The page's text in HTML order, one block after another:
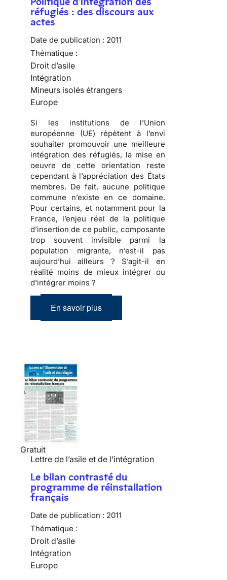
réfugiés : des discours aux
actes
Date de publication : 2011
Thématique :
Droit d’asile
Intégration
Mineurs isolés étrangers
Europe
Si les institutions de l’Union
européenne (UE) répètent à l’envi
souhaiter promouvoir une meilleure
intégration des réfugiés, la mise en
oeuvre de cette orientation reste
cependant à l’appréciation des États
membres. De fait,aucune politique
commune n’existe en ce domaine.
Pour certains, et notamment pour la
France, l’enjeu réel de la politique
d’insertion de ce public, composante
trop souvent invisible parmi la
population migrante, n’est-il pas
aujourd’hui ailleurs ? S’agit-il en
réalité moins de mieux intégrer ou
d’intégrer moins ?
En savoir plus
Gratuit
Lettre de l’asile et de l’intégration
Le bilan contrasté du
programme de réinstallation
français
Date de publication : 2011
Thématique :
Droit d’asile
Intégration
Europe